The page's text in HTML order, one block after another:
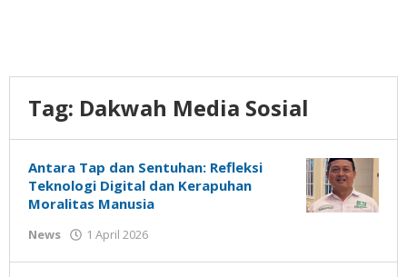
Tag: Dakwah Media Sosial
Antara Tap dan Sentuhan: Refleksi
Teknologi Digital dan Kerapuhan
Moralitas Manusia
News 1 April 2026
Susanto